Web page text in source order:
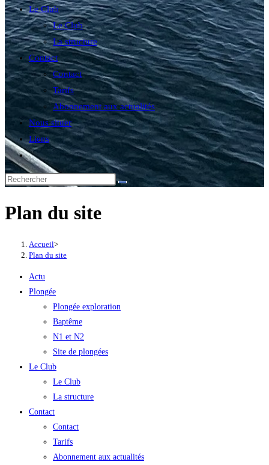
Le Club
Le Club
La structure
Contact
Contact
Tarifs
Abonnement aux actualités
Nous situer
Liens
Toggle
website
search
Plan du site
Accueil>
Plan du site
Actu
Plongée
Plongée exploration
Baptême
N1 et N2
Site de plongées
Le Club
Le Club
La structure
Contact
Contact
Tarifs
Abonnement aux actualités